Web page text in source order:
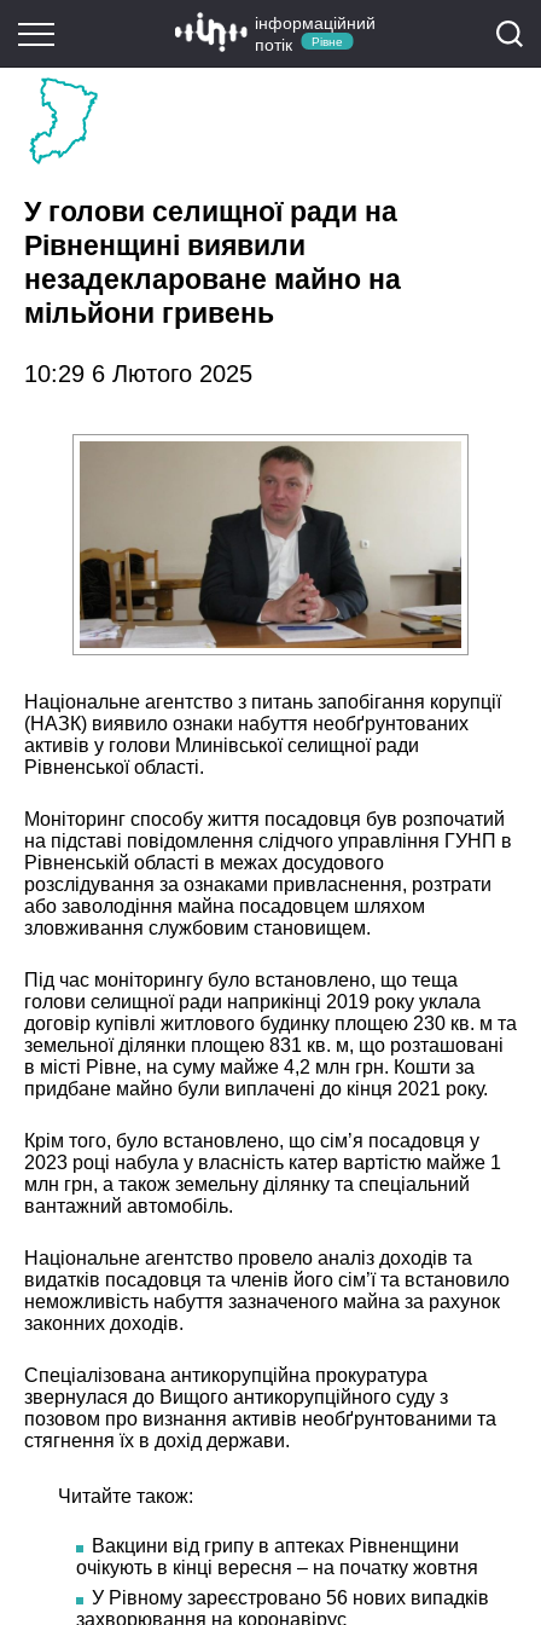
інформаційний
потік
Рівне
У голови селищної ради на
Рівненщині виявили
незадеклароване майно на
мільйони гривень
10:29 6 Лютого 2025
Національне агентство з питань запобігання корупції
(НАЗК) виявило ознаки набуття необґрунтованих
активів у голови Млинівської селищної ради
Рівненської області.
Моніторинг способу життя посадовця був розпочатий
на підставі повідомлення слідчого управління ГУНП в
Рівненській області в межах досудового
розслідування за ознаками привласнення, розтрати
або заволодіння майна посадовцем шляхом
зловживання службовим становищем.
Під час моніторингу було встановлено, що теща
голови селищної ради наприкінці 2019 року уклала
договір купівлі житлового будинку площею 230 кв. м та
земельної ділянки площею 831 кв. м, що розташовані
в місті Рівне, на суму майже 4,2 млн грн. Кошти за
придбане майно були виплачені до кінця 2021 року.
Крім того, було встановлено, що сім’я посадовця у
2023 році набула у власність катер вартістю майже 1
млн грн, а також земельну ділянку та спеціальний
вантажний автомобіль.
Національне агентство провело аналіз доходів та
видатків посадовця та членів його сім’ї та встановило
неможливість набуття зазначеного майна за рахунок
законних доходів.
Спеціалізована антикорупційна прокуратура
звернулася до Вищого антикорупційного суду з
позовом про визнання активів необґрунтованими та
стягнення їх в дохід держави.
Читайте також:
Вакцини від грипу в аптеках Рівненщини
очікують в кінці вересня – на початку жовтня
У Рівному зареєстровано 56 нових випадків
захворювання на коронавірус